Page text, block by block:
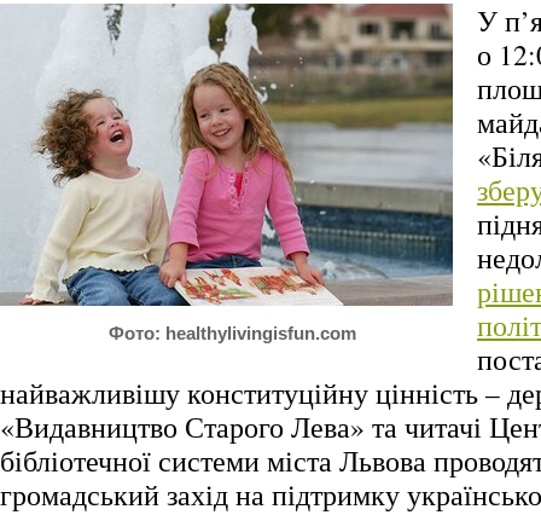
Фото: healthylivingisfun.com
У
о
найважливішу конституційну цінність –
«Видавництво Старого Лева» та читачі
бібліотечної системи міста Львова
громадський захід на підтримку